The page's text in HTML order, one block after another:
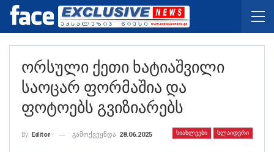
Ორსული Ქეთი Ხატიაშვილი
Საოცარ Ფორმაშია Და
Ფოტოებს Გვიზიარებს
ᲡᲘᲐᲮᲚᲔᲔᲑᲘ ᲡᲚᲐᲘᲓᲔᲠᲘ
By Editor გამოქვეყნდა 28.06.2025